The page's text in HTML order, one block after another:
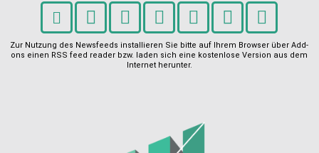
Zur Nutzung des Newsfeeds installieren Sie bitte auf Ihrem Browser über Add-
ons einen RSS feed reader bzw. laden sich eine kostenlose Version aus dem
Internet herunter.